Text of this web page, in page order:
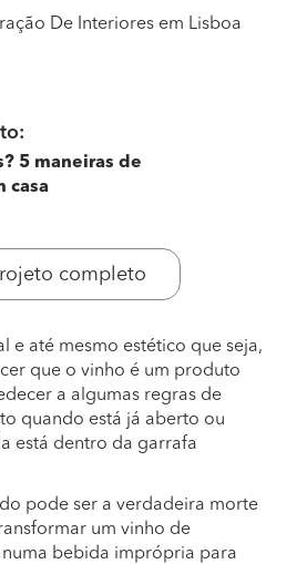
De Interiores em Lisboa
5 maneiras de
casa
completo
e até mesmo estético que seja,
que o vinho é um produto
a algumas regras de
quando está já aberto ou
está dentro da garrafa
pode ser a verdadeira morte
um vinho de
bebida imprópria para